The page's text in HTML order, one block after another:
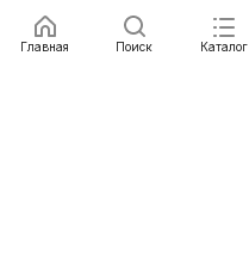
Главная Поиск Каталог